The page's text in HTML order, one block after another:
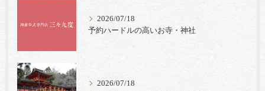
2026/07/18
予約ハードルの高いお寺・神社
2026/07/18